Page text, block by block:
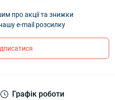
про акції та знижки
e-mail розсилку
Графік роботи